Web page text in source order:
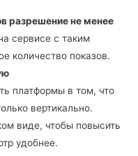
разрешение не менее
сервисе с таким
количество показов.
платформы в том, что
вертикально.
виде, чтобы повысить
удобнее.